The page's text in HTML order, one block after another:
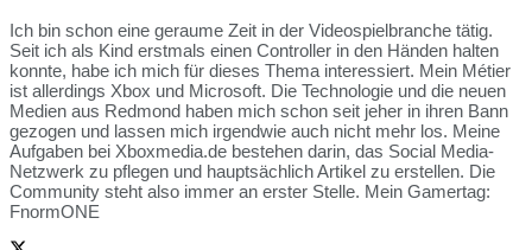
Ich bin schon eine geraume Zeit in der Videospielbranche tätig.
Seit ich als Kind erstmals einen Controller in den Händen halten
konnte, habe ich mich für dieses Thema interessiert. Mein Métier
ist allerdings Xbox und Microsoft. Die Technologie und die neuen
Medien aus Redmond haben mich schon seit jeher in ihren Bann
gezogen und lassen mich irgendwie auch nicht mehr los. Meine
Aufgaben bei Xboxmedia.de bestehen darin, das Social Media-
Netzwerk zu pflegen und hauptsächlich Artikel zu erstellen. Die
Community steht also immer an erster Stelle. Mein Gamertag:
FnormONE